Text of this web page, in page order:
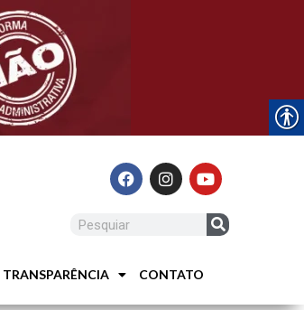
TRANSPARÊNCIA CONTATO